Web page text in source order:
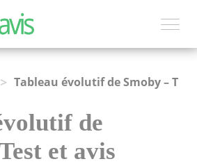
>
de
et avis